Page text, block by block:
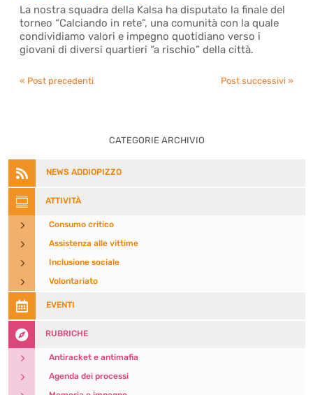
La nostra squadra della Kalsa ha disputato la finale del
torneo “Calciando in rete”, una comunità con la quale
condividiamo valori e impegno quotidiano verso i
giovani di diversi quartieri “a rischio” della città.
« Post precedenti Post successivi »
CATEGORIE ARCHIVIO
 NEWS ADDIOPIZZO
 ATTIVITÀ
5 Consumo critico
5 Assistenza alle vittime
5 Inclusione sociale
5 Volontariato
 EVENTI
 RUBRICHE
5 Antiracket e antimafia
5 Agenda dei processi